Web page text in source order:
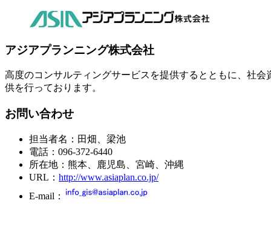
アジアプランニング株式会社
高度のコンサルティングサービスを提供するとともに、社
供を行っております。
お問い合わせ
担当者名：田畑、梁池
電話：096-372-6440
所在地：熊本、鹿児島、宮崎、沖縄
URL： http://www.asiaplan.co.jp/
E-mail：